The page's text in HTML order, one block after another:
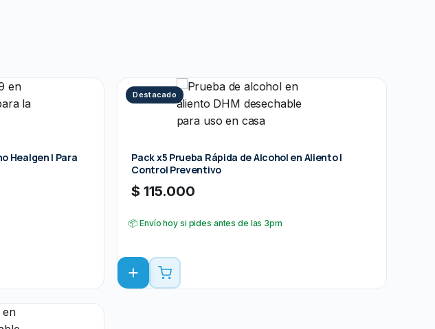
Healgen | Para
Pack x5 Prueba Rápida de Alcohol en Aliento |
Control Preventivo
$ 115.000
📦 Envío hoy si pides antes de las 3pm
Destacado